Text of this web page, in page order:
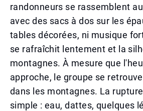
randonneurs se rassemblent
avec des sacs à dos sur les
tables décorées, ni musique
se rafraîchit lentement et la
montagnes. À mesure que
approche, le groupe se
dans les montagnes. La
simple : eau, dattes, quelques